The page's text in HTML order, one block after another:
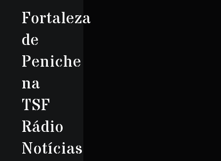
Fortaleza
de
Peniche
na
TSF
Rádio
Notícias